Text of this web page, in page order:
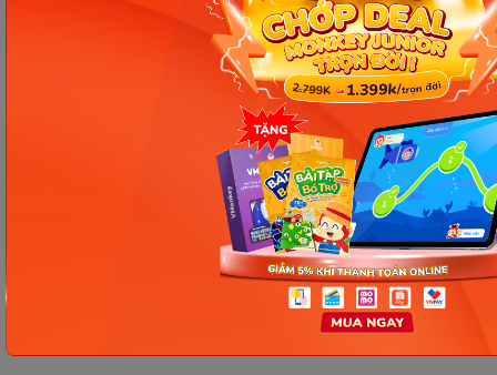
cần đăng ký một tài khoản trả phí.
ĐỪNG BỎ LỠ!!
Giải pháp giúp con thành thạo 4 kỹ
Nghe - Nói - Đọc - Viết một cách toàn
diện nhất.
Nhận ưu đãi lên đến 40% NGAY TẠI ĐÂY!